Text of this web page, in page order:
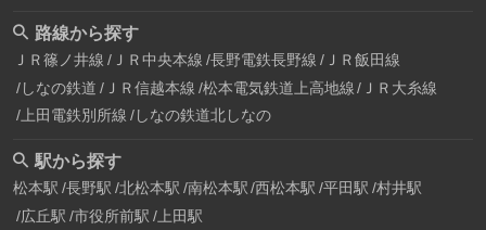
路線から探す
ＪＲ篠ノ井線 ＪＲ中央本線 長野電鉄長野線 ＪＲ飯田線
しなの鉄道 ＪＲ信越本線 松本電気鉄道上高地線
ＪＲ大糸線
上田電鉄別所線 しなの鉄道北しなの
駅から探す
松本駅 長野駅 北松本駅 南松本駅 西松本駅 平田駅 村井駅
広丘駅 市役所前駅 上田駅